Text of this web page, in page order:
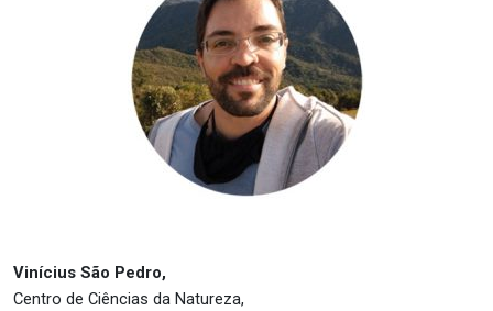
Vinícius São Pedro,
Centro de Ciências da Natureza,